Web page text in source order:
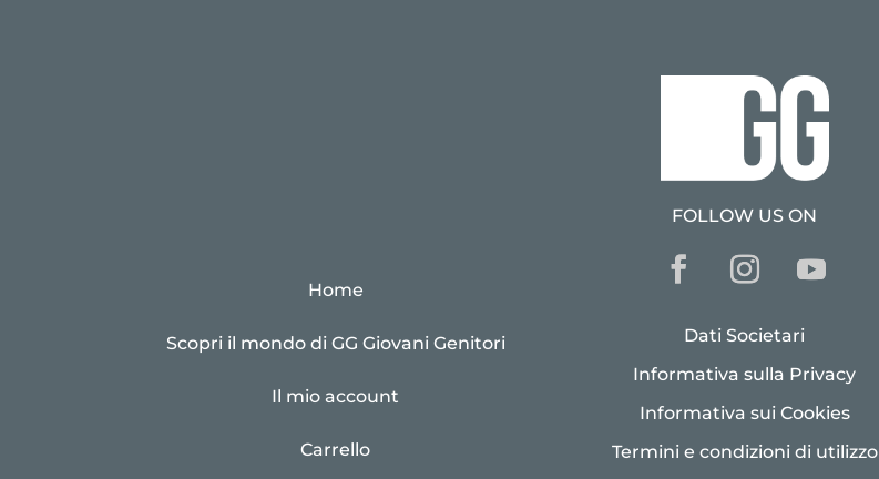
Home
Scopri il mondo di GG Giovani Genitori
Il mio account
Carrello
FOLLOW US ON
Dati Societari
Informativa sulla Privacy
Informativa sui Cookies
Termini e condizioni di utilizzo